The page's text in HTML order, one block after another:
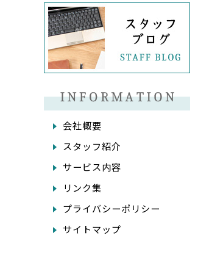
会社概要
スタッフ紹介
サービス内容
リンク集
プライバシーポリシー
サイトマップ